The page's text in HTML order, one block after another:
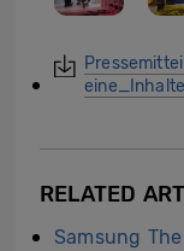
RELATED
Samsung